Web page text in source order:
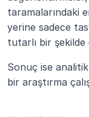
taramalarındaki
yerine sadece
tutarlı bir
Sonuç ise
bir araştırma